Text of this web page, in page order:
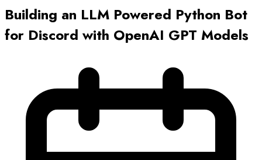
Building an LLM Powered Python Bot
for Discord with OpenAI GPT Models